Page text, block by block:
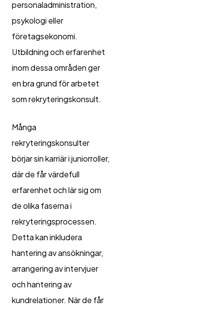
personaladministration,
psykologi eller
företagsekonomi.
Utbildning och erfarenhet
inom dessa områden ger
en bra grund för arbetet
som rekryteringskonsult.
Många
rekryteringskonsulter
börjar sin karriär i juniorroller,
där de får värdefull
erfarenhet och lär sig om
de olika faserna i
rekryteringsprocessen.
Detta kan inkludera
hantering av ansökningar,
arrangering av intervjuer
och hantering av
kundrelationer. När de får